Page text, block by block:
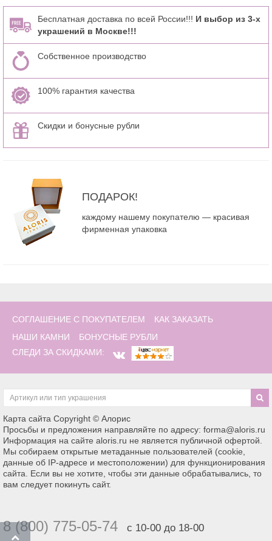
Бесплатная доставка по всей России!!! И выбор из 3-х
украшений в Москве!!!
Собственное производство
100% гарантия качества
Скидки и бонусные рубли
ПОДАРОК!
каждому нашему покупателю — красивая
фирменная упаковка
СОГЛАШЕНИЕ С ПОКУПАТЕЛЕМ
КАК ЗАКАЗАТЬ
НАШИ КАМНИ
БОНУСНЫЕ РУБЛИ
СЛЕДИ ЗА СКИДКАМИ:
Карта сайта Copyright © Алорис
Просьбы и предложения направляйте по адресу: forma@aloris.ru
Информация на сайте aloris.ru не является публичной офертой.
Мы собираем открытые метаданные пользователей (cookie,
данные об IP-адресе и местоположении) для функционирования
сайта. Если вы не хотите, чтобы эти данные обрабатывались, то
вам следует покинуть сайт.
8 (800) 775-05-74 с 10-00 до 18-00